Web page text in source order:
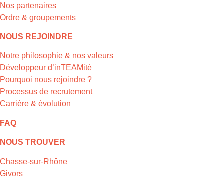
Nos partenaires
Ordre & groupements
NOUS REJOINDRE
Notre philosophie & nos valeurs
Développeur d’inTEAMité
Pourquoi nous rejoindre ?
Processus de recrutement
Carrière & évolution
FAQ
NOUS TROUVER
Chasse-sur-Rhône
Givors